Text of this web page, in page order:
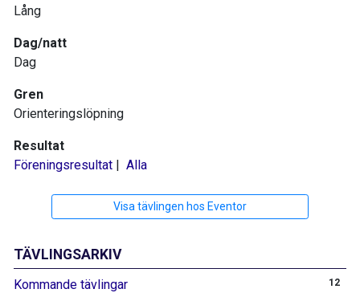
TÄVLINGSARKIV
Kommande tävlingar 12
Lång
Dag/natt
Dag
Gren
Orienteringslöpning
Resultat
Föreningsresultat | Alla
Visa tävlingen hos Eventor